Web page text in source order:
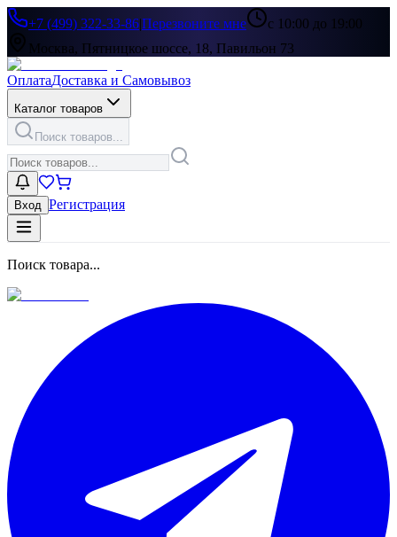
+7 (499) 322-33-86|Перезвоните мне
с 10:00 до 19:00
Москва, Пятницкое шоссе, 18, Павильон 73
ОплатаДоставка и Самовывоз
Каталог товаров
Поиск товаров...
Вход Регистрация
Поиск товара...